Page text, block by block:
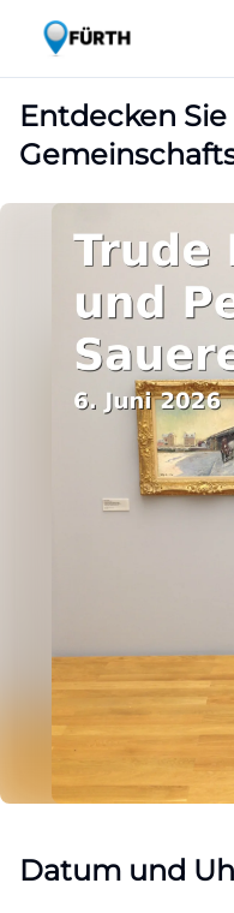
Entdecken
Datum und